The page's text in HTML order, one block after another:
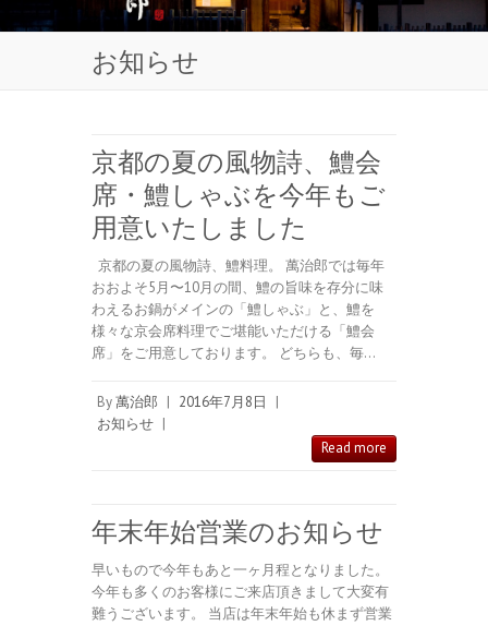
お知らせ
京都の夏の風物詩、鱧会
席・鱧しゃぶを今年もご
用意いたしました
京都の夏の風物詩、鱧料理。 萬治郎では毎年
おおよそ5月〜10月の間、鱧の旨味を存分に味
わえるお鍋がメインの「鱧しゃぶ」と、鱧を
様々な京会席料理でご堪能いただける「鱧会
席」をご用意しております。 どちらも、毎…
By萬治郎 | 2016年7月8日
|
お知らせ |
Read more
年末年始営業のお知らせ
早いもので今年もあと一ヶ月程となりました。
今年も多くのお客様にご来店頂きまして大変有
難うございます。 当店は年末年始も休まず営業